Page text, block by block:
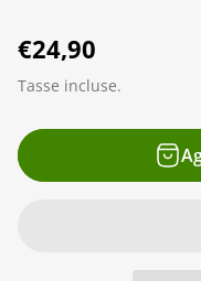
P
r
z
z
€24,90
Tasse incluse.